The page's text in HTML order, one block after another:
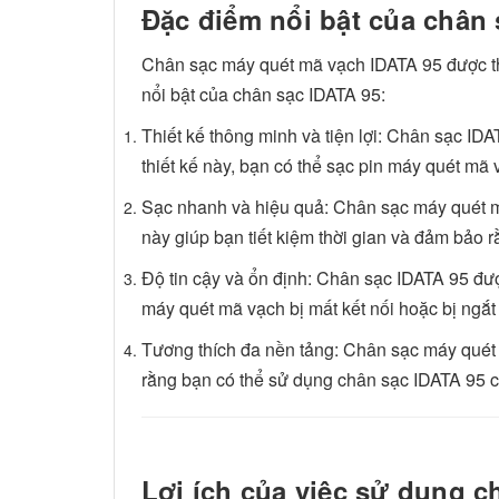
Đặc điểm nổi bật của chân
Chân sạc máy quét mã vạch IDATA 95
nổi bật của chân sạc IDATA 95:
Thiết kế thông minh và tiện lợi: Chân sạc
thiết kế này, bạn có thể sạc pin máy quét
Sạc nhanh và hiệu quả: Chân sạc máy quét
này giúp bạn tiết kiệm thời gian và đảm bảo
Độ tin cậy và ổn định: Chân sạc IDATA 95
máy quét mã vạch bị mất kết nối hoặc bị
Tương thích đa nền tảng: Chân sạc máy
rằng bạn có thể sử dụng chân sạc IDATA
Lợi ích của việc sử dụng